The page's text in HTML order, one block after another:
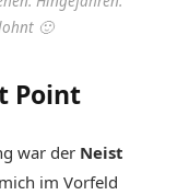
🙂
Point
war der Neist
im Vorfeld